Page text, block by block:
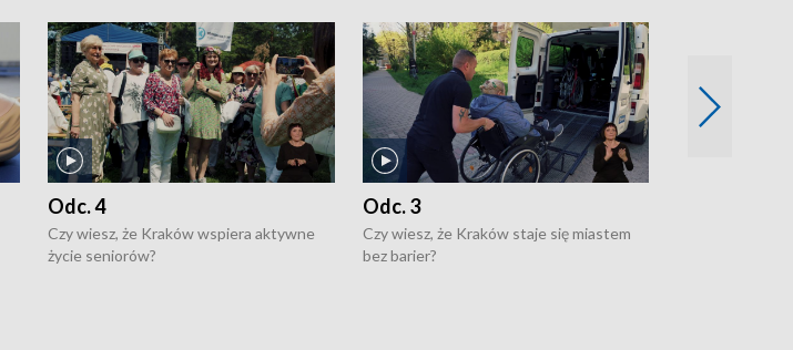
Odc. 4
Czy wiesz, że Kraków wspiera aktywne
życie seniorów?
Odc. 3
Czy wiesz, że Kraków staje się miastem
bez barier?